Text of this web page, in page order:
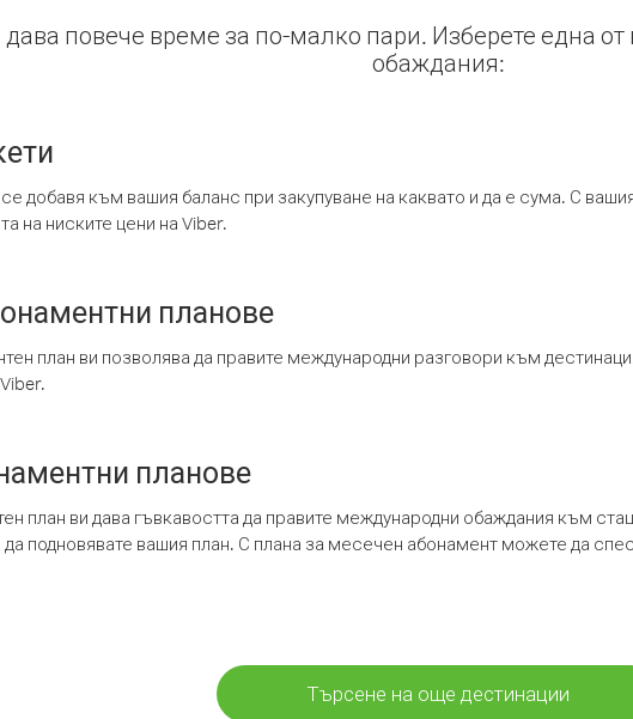
дава повече време за по-малко пари. Изберете една
обаждания:
добавя към вашия баланс при закупуване на каквато и да е сума. С
на ниските цени на Viber.
планове
план ви позволява да правите международни разговори към
планове
план ви дава гъвкавостта да правите международни обаждания към
да подновявате вашия план. С плана за месечен абонамент можете да
Търсене на още дестинации